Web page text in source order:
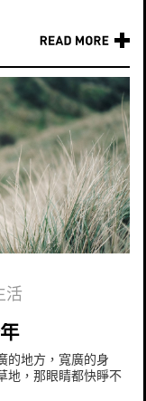
活
的地方，寬廣的身
地，那眼睛都快睜不